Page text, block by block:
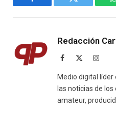
Facebook Twitter
Redacción
Facebook
Medio digital líder
las noticias de
amateur,